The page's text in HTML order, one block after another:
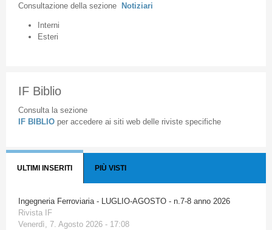
Consultazione della sezione Notiziari
Interni
Esteri
IF Biblio
Consulta la sezione
IF BIBLIO per accedere ai siti web delle riviste specifiche
ULTIMI INSERITI PIÙ VISTI
Ingegneria Ferroviaria - LUGLIO-AGOSTO - n.7-8 anno 2026
Rivista IF
Venerdì, 7. Agosto 2026 - 17:08